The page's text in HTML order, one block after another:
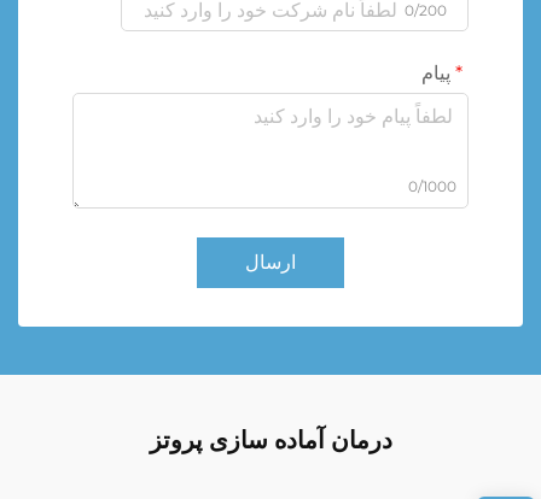
0/200
پیام
0/1000
ارسال
درمان آماده سازی پروتز